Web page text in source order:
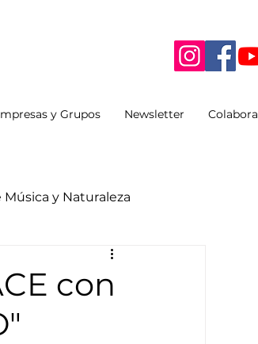
y Grupos Newsletter Colabora
Música y Naturaleza
con